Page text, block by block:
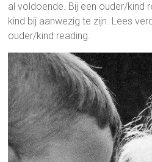
al voldoende. Bij een ouder/kind
kind bij aanwezig te zijn. Lees
ouder/kind reading.